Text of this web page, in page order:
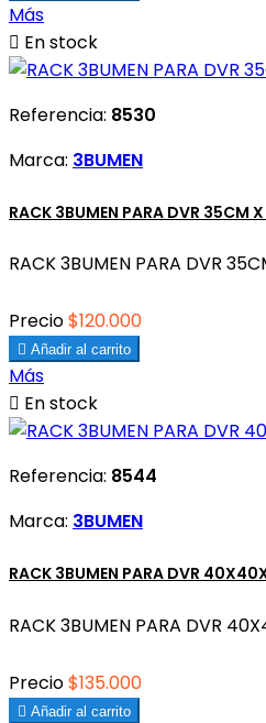
Más
 En stock
Referencia: 8530
Marca: 3BUMEN
RACK 3BUMEN PARA DVR 35CM
RACK 3BUMEN PARA DVR
Precio$120.000
 Añadir al carrito
Más
 En stock
Referencia: 8544
Marca: 3BUMEN
RACK 3BUMEN PARA DVR
RACK 3BUMEN PARA DVR
Precio$135.000
 Añadir al carrito